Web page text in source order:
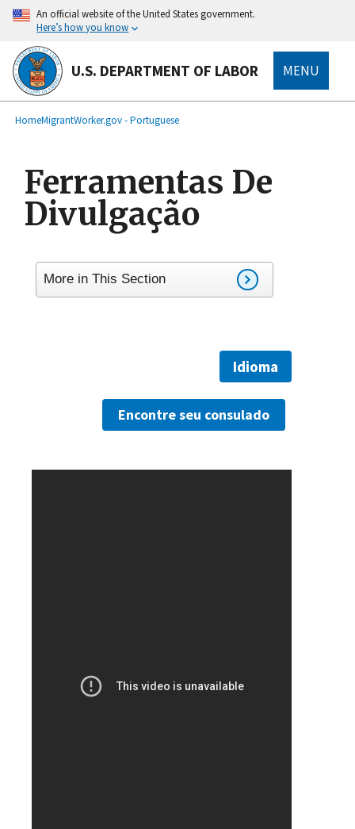
main
content
An official website of the United States government.
Here’s how you know
U.S. DEPARTMENT OF LABOR MENU
Breadcrumb
HomeMigrantWorker.gov - Portuguese
Ferramentas De
Divulgação
More in This Section
Idioma
Encontre seu consulado